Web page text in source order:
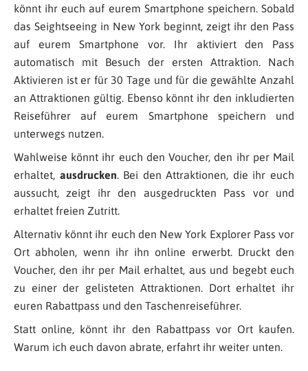
könnt ihr euch auf eurem Smartphone speichern. Sobald
das Seightseeing in New York beginnt, zeigt ihr den Pass
auf eurem Smartphone vor. Ihr aktiviert den Pass
automatisch mit Besuch der ersten Attraktion. Nach
Aktivieren ist er für 30 Tage und für die gewählte Anzahl
an Attraktionen gültig. Ebenso könnt ihr den inkludierten
Reiseführer auf eurem Smartphone speichern und
unterwegs nutzen.
Wahlweise könnt ihr euch den Voucher, den ihr per Mail
erhaltet, ausdrucken. Bei den Attraktionen, die ihr euch
aussucht, zeigt ihr den ausgedruckten Pass vor und
erhaltet freien Zutritt.
Alternativ könnt ihr euch den New York Explorer Pass vor
Ort abholen, wenn ihr ihn online erwerbt. Druckt den
Voucher, den ihr per Mail erhaltet, aus und begebt euch
zu einer der gelisteten Attraktionen. Dort erhaltet ihr
euren Rabattpass und den Taschenreiseführer.
Statt online, könnt ihr den Rabattpass vor Ort kaufen.
Warum ich euch davon abrate, erfahrt ihr weiter unten.